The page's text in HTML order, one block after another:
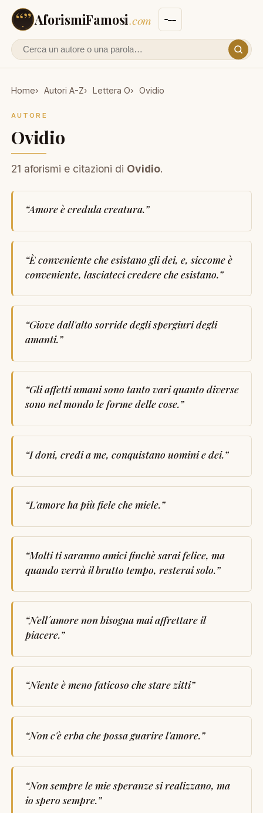
AforismiFamosi.com
Cerca un autore o un aforisma
Home Autori A-Z Lettera O Ovidio
AUTORE
Ovidio
21 aforismi e citazioni di Ovidio.
“Amore è credula creatura.”
“È conveniente che esistano gli dei, e, siccome è
conveniente, lasciateci credere che esistano.”
“Giove dall'alto sorride degli spergiuri degli
amanti.”
“Gli affetti umani sono tanto vari quanto diverse
sono nel mondo le forme delle cose.”
“I doni, credi a me, conquistano uomini e dei.”
“L'amore ha più fiele che miele.”
“Molti ti saranno amici finchè sarai felice, ma
quando verrà il brutto tempo, resterai solo.”
“Nell´amore non bisogna mai affrettare il
piacere.”
“Niente è meno faticoso che stare zitti”
“Non c'è erba che possa guarire l'amore.”
“Non sempre le mie speranze si realizzano, ma
io spero sempre.”